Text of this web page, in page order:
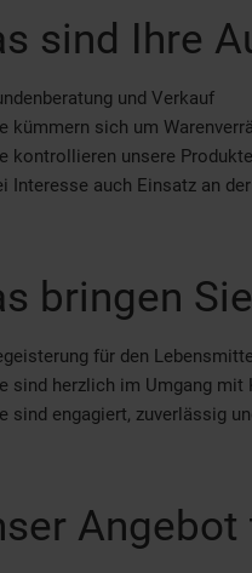
sind Ihre
und Verkauf
kümmern sich um
kontrollieren unsere
Interesse auch Einsatz an
bringen
für den
sind herzlich im Umgang mit
sind engagiert, zuverlässig
Angebot